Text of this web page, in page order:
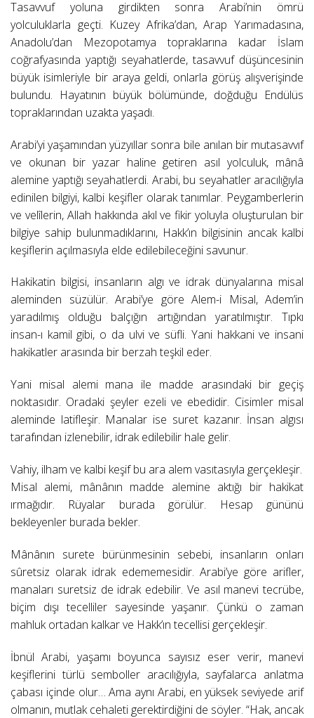
Tasavvuf yoluna girdikten sonra Arabi’nin ömrü
yolculuklarla geçti. Kuzey Afrika’dan, Arap Yarımadasına,
Anadolu’dan Mezopotamya topraklarına kadar İslam
coğrafyasında yaptığı seyahatlerde, tasavvuf düşüncesinin
büyük isimleriyle bir araya geldi, onlarla görüş alışverişinde
bulundu. Hayatının büyük bölümünde, doğduğu Endülüs
topraklarından uzakta yaşadı.
Arabi’yi yaşamından yüzyıllar sonra bile anılan bir mutasavvıf
ve okunan bir yazar haline getiren asıl yolculuk, mânâ
alemine yaptığı seyahatlerdi. Arabi, bu seyahatler aracılığıyla
edinilen bilgiyi, kalbi keşifler olarak tanımlar. Peygamberlerin
ve velîlerin, Allah hakkında akıl ve fikir yoluyla oluşturulan bir
bilgiye sahip bulunmadıklarını, Hakk’ın bilgisinin ancak kalbi
keşiflerin açılmasıyla elde edilebileceğini savunur.
Hakikatin bilgisi, insanların algı ve idrak dünyalarına misal
aleminden süzülür. Arabi’ye göre Alem-i Misal, Adem’in
yaradılmış olduğu balçığın artığından yaratılmıştır. Tıpkı
insan-ı kamil gibi, o da ulvi ve süfli. Yani hakkani ve insani
hakikatler arasında bir berzah teşkil eder.
Yani misal alemi mana ile madde arasındaki bir geçiş
noktasıdır. Oradaki şeyler ezeli ve ebedidir. Cisimler misal
aleminde latifleşir. Manalar ise suret kazanır. İnsan algısı
tarafından izlenebilir, idrak edilebilir hale gelir.
Vahiy, ilham ve kalbi keşif bu ara alem vasıtasıyla gerçekleşir.
Misal alemi, mânânın madde alemine aktığı bir hakikat
ırmağıdır. Rüyalar burada görülür. Hesap gününü
bekleyenler burada bekler.
Mânânın surete bürünmesinin sebebi, insanların onları
sûretsiz olarak idrak edememesidir. Arabi’ye göre arifler,
manaları suretsiz de idrak edebilir. Ve asıl manevi tecrübe,
biçim dışı tecelliler sayesinde yaşanır. Çünkü o zaman
mahluk ortadan kalkar ve Hakk’ın tecellisi gerçekleşir.
İbnül Arabi, yaşamı boyunca sayısız eser verir, manevi
keşiflerini türlü semboller aracılığıyla, sayfalarca anlatma
çabası içinde olur… Ama aynı Arabi, en yüksek seviyede arif
olmanın, mutlak cehaleti gerektirdiğini de söyler. “Hak, ancak